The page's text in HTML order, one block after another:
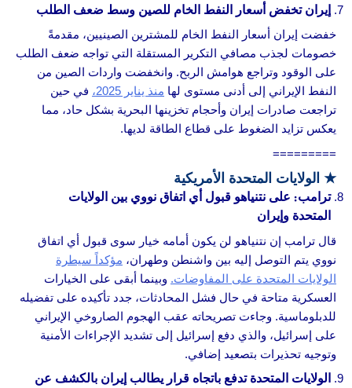
إيران تخفض أسعار النفط الخام للصين وسط ضعف الطلب
خفضت إيران أسعار النفط الخام للمشترين الصينيين، مقدمةً
خصومات لجذب مصافي التكرير المستقلة التي تواجه ضعف الطلب
على الوقود وتراجع هوامش الربح. وانخفضت واردات الصين من
النفط الإيراني إلى أدنى مستوى لها منذ يناير 2025،
في حين
تراجعت صادرات إيران وأحجام تخزينها البحرية بشكل حاد، مما
يعكس تزايد الضغوط على قطاع الطاقة لديها.
=========
★ الولايات المتحدة الأمريكية
ترامب: على نتنياهو قبول أي اتفاق نووي بين الولايات
المتحدة وإيران
قال ترامب إن نتنياهو لن يكون أمامه خيار سوى قبول أي اتفاق
نووي يتم التوصل إليه بين واشنطن وطهران، مؤكداً سيطرة
الولايات المتحدة على المفاوضات. وبينما أبقى على الخيارات
العسكرية متاحة في حال فشل المحادثات، جدد تأكيده على تفضيله
للدبلوماسية. وجاءت تصريحاته عقب الهجوم الصاروخي الإيراني
على إسرائيل، والذي دفع إسرائيل إلى تشديد الإجراءات الأمنية
وتوجيه تحذيرات بتصعيد إضافي.
الولايات المتحدة تدفع باتجاه قرار يطالب إيران بالكشف عن